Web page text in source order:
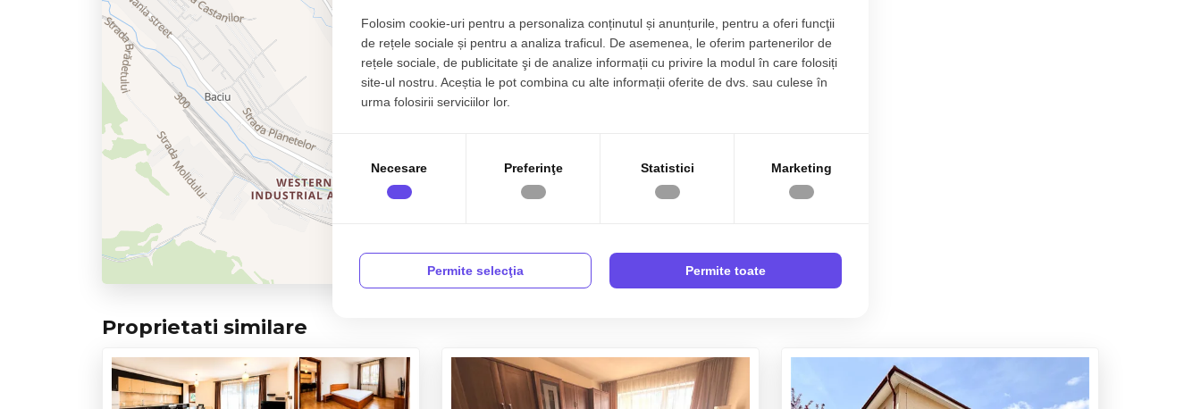
Proprietati similare
Folosim cookie-uri pentru a personaliza conținutul și anunțurile, pentru a oferi funcţii
de rețele sociale și pentru a analiza traficul. De asemenea, le oferim partenerilor de
rețele sociale, de publicitate şi de analize informații cu privire la modul în care folosiți
site-ul nostru. Aceștia le pot combina cu alte informații oferite de dvs. sau culese în
urma folosirii serviciilor lor.
Necesare Preferinţe Statistici Marketing
Permite selecţia Permite toate